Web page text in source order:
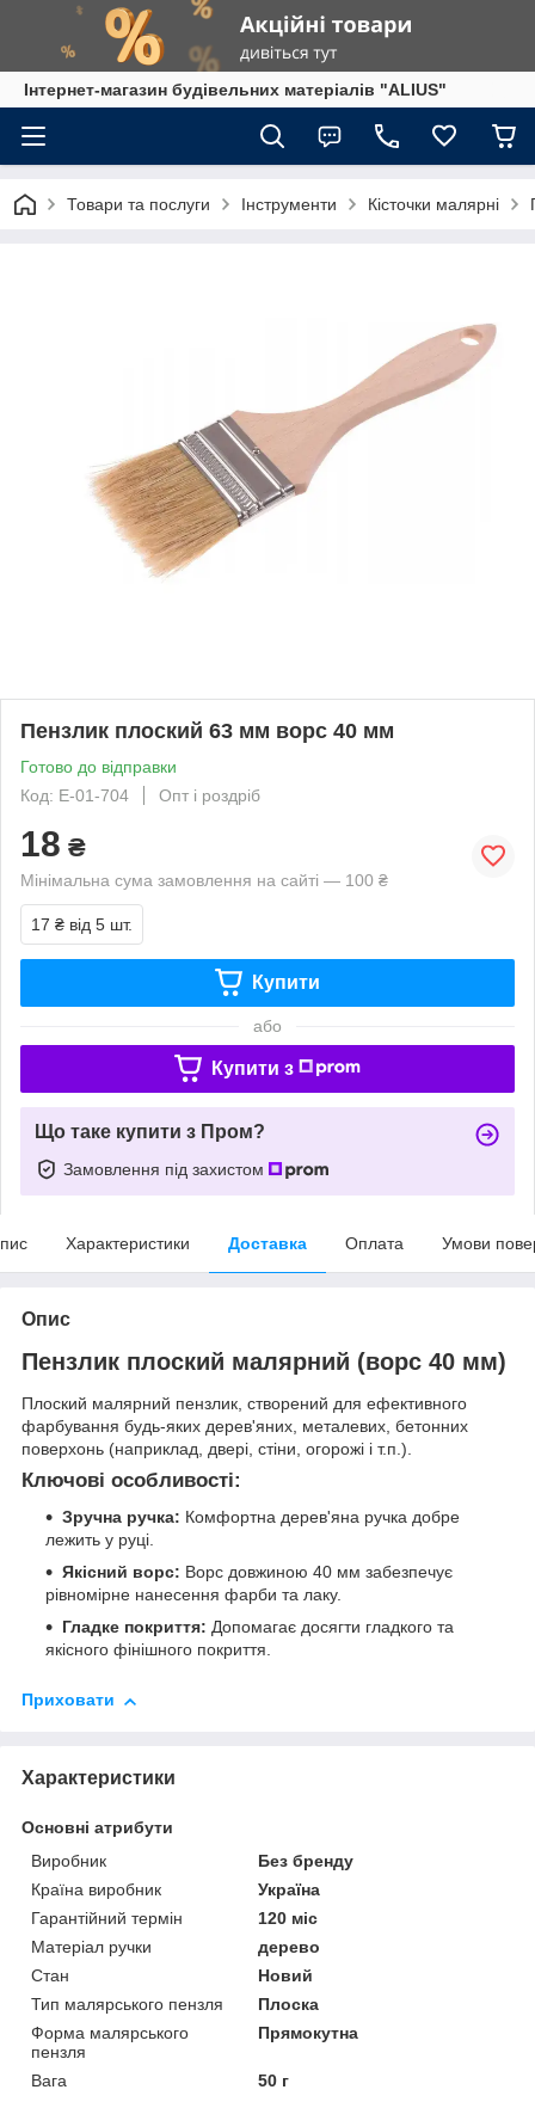
Інтернет-магазин будівельних матеріалів "ALIUS"
Товари та послуги Інструменти Кісточки малярні
Пензлик плоский 63 мм ворс 40 мм
Готово до відправки
Код: E-01-704
Опт і роздріб
18 ₴
Мінімальна сума замовлення на сайті — 100 ₴
17 ₴ від 5 шт.
Купити
або
Купити з
Що таке купити з Пром?
Замовлення під захистом
Характеристики Доставка Оплата Умови
Опис
Пензлик плоский малярний (ворс 40 мм)
Плоский малярний пензлик, створений для ефективного
фарбування будь-яких дерев'яних, металевих, бетонних
поверхонь (наприклад, двері, стіни, огорожі і т.п.).
Ключові особливості:
Зручна ручка: Комфортна дерев'яна ручка добре
лежить у руці.
Якісний ворс: Ворс довжиною 40 мм забезпечує
рівномірне нанесення фарби та лаку.
Гладке покриття: Допомагає досягти гладкого та
якісного фінішного покриття.
Приховати
Характеристики
Основні атрибути
Виробник
Без бренду
Країна виробник
Україна
Гарантійний термін
120 міс
Матеріал ручки
дерево
Стан
Новий
Тип малярського пензля
Плоска
Форма малярського
пензля
Прямокутна
Вага
50 г